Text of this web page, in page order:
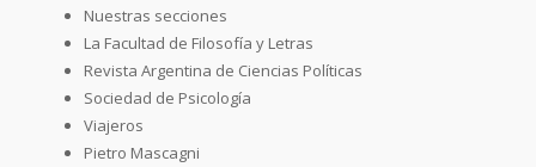
Nuestras secciones
La Facultad de Filosofía y Letras
Revista Argentina de Ciencias Políticas
Sociedad de Psicología
Viajeros
Pietro Mascagni